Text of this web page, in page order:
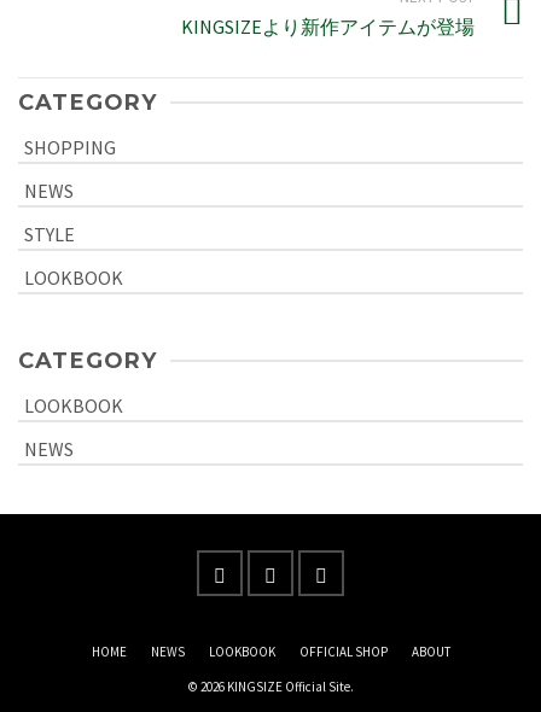
KINGSIZEより新作アイテムが登場
CATEGORY
SHOPPING
NEWS
STYLE
LOOKBOOK
CATEGORY
LOOKBOOK
NEWS
HOME NEWS LOOKBOOK OFFICIAL SHOP ABOUT
© 2026 KINGSIZE Official Site.